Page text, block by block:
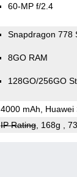
60-MP f/2.4
Snapdragon 778
8GO RAM
128GO/256GO
4000 mAh,
IP Rating, 168g ,